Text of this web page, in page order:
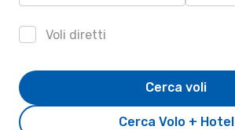
Voli diretti
Cerca Volo + Hotel
Cerca voli